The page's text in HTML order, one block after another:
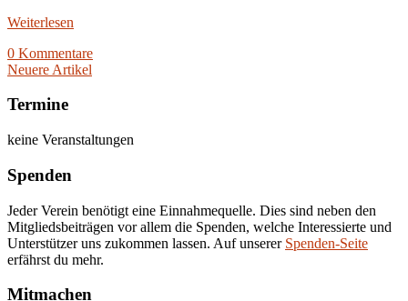
Weiterlesen
0 Kommentare
Neuere Artikel
Termine
keine Veranstaltungen
Spenden
Jeder Verein benötigt eine Einnahmequelle. Dies sind neben den
Mitgliedsbeiträgen vor allem die Spenden, welche Interessierte und
Unterstützer uns zukommen lassen. Auf unserer Spenden-Seite
erfährst du mehr.
Mitmachen